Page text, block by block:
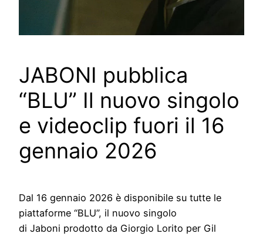
JABONI pubblica
“BLU” Il nuovo singolo
e videoclip fuori il 16
gennaio 2026
Dal 16 gennaio 2026 è disponibile su tutte le
piattaforme “BLU”, il nuovo singolo
di Jaboni prodotto da Giorgio Lorito per Gil